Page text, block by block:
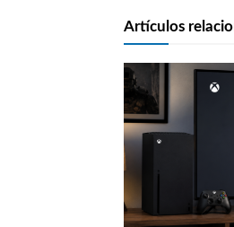
Artículos